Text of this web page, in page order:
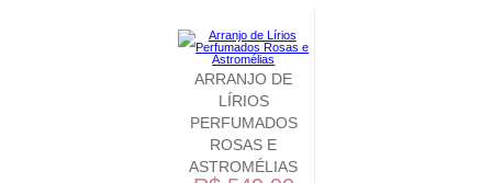
ARRANJO DE
LÍRIOS
PERFUMADOS
ROSAS E
ASTROMÉLIAS